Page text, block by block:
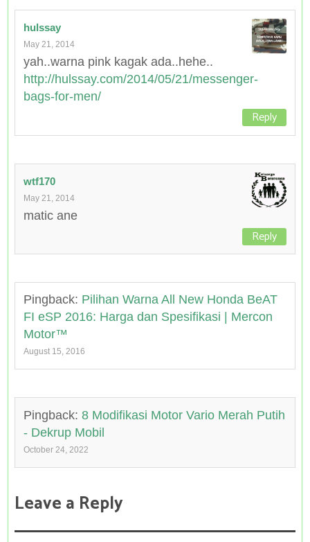
hulssay
May 21, 2014
yah..warna pink kagak ada..hehe..
http://hulssay.com/2014/05/21/messenger-
bags-for-men/
Reply
wtf170
May 21, 2014
matic ane
Reply
Pingback: Pilihan Warna All New Honda BeAT
FI eSP 2016: Harga dan Spesifikasi | Mercon
Motor™
August 15, 2016
Pingback: 8 Modifikasi Motor Vario Merah Putih
- Dekrup Mobil
October 24, 2022
Leave a Reply